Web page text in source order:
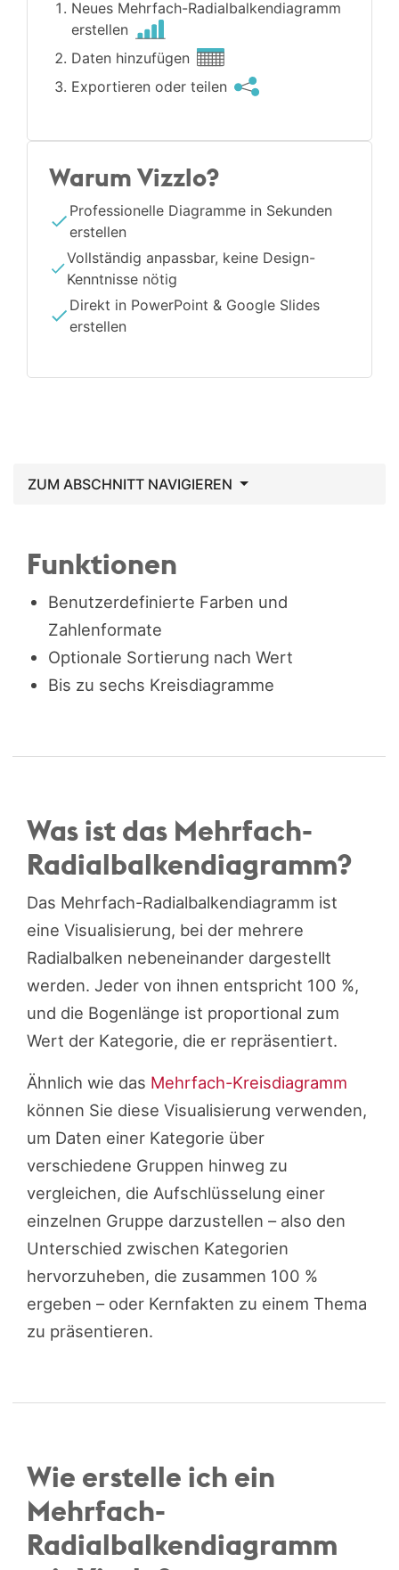
Neues Mehrfach-Radialbalken­diagramm
erstellen
Daten hinzufügen
Exportieren oder teilen
Warum Vizzlo?
Professionelle Diagramme in Sekunden
erstellen
Vollständig anpassbar, keine Design-
Kenntnisse nötig
Direkt in PowerPoint & Google Slides
erstellen
ZUM ABSCHNITT NAVIGIEREN
Funktionen
Benutzerdefinierte Farben und
Zahlenformate
Optionale Sortierung nach Wert
Bis zu sechs Kreisdiagramme
Was ist das Mehrfach-
Radialbalkendiagramm?
Das Mehrfach-Radialbalkendiagramm ist
eine Visualisierung, bei der mehrere
Radialbalken nebeneinander dargestellt
werden. Jeder von ihnen entspricht 100 %,
und die Bogenlänge ist proportional zum
Wert der Kategorie, die er repräsentiert.
Ähnlich wie das Mehrfach-Kreisdiagramm
können Sie diese Visualisierung verwenden,
um Daten einer Kategorie über
verschiedene Gruppen hinweg zu
vergleichen, die Aufschlüsselung einer
einzelnen Gruppe darzustellen – also den
Unterschied zwischen Kategorien
hervorzuheben, die zusammen 100 %
ergeben – oder Kernfakten zu einem Thema
zu präsentieren.
Wie erstelle ich ein
Mehrfach-
Radialbalkendiagramm